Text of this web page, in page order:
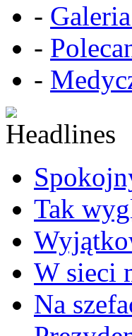
-
-
-
Tak
W sieci
Na